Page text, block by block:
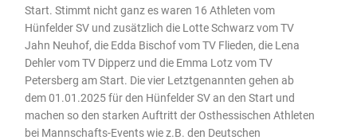
Start. Stimmt nicht ganz es waren 16 Athleten vom
Hünfelder SV und zusätzlich die Lotte Schwarz vom TV
Jahn Neuhof, die Edda Bischof vom TV Flieden, die Lena
Dehler vom TV Dipperz und die Emma Lotz vom TV
Petersberg am Start. Die vier Letztgenannten gehen ab
dem 01.01.2025 für den Hünfelder SV an den Start und
machen so den starken Auftritt der Osthessischen Athleten
bei Mannschafts-Events wie z.B. den Deutschen